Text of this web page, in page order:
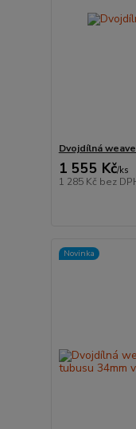
Dvojdílná
1 555 Kč/ks
1 285 Kč bez
Novinka